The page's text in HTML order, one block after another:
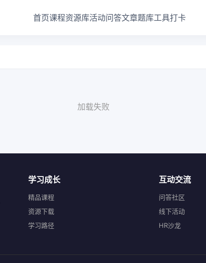
首页课程资源库活动问答文章题库工具打卡
加载失败
学习成长
精品课程
资源下载
学习路径
互动交流
问答社区
线下活动
HR沙龙